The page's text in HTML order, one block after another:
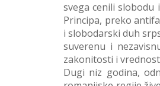
svega cenili slobodu
Principa, preko
i slobodarski duh
suverenu i
zakonitosti i
Dugi niz godina,